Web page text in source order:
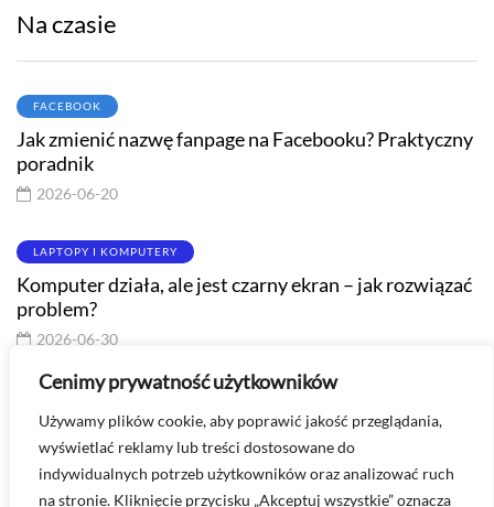
Cenimy prywatność użytkowników
Używamy plików cookie, aby poprawić jakość przeglądania,
wyświetlać reklamy lub treści dostosowane do
indywidualnych potrzeb użytkowników oraz analizować ruch
na stronie. Kliknięcie przycisku „Akceptuj wszystkie” oznacza
Na czasie
FACEBOOK
Jak zmienić nazwę fanpage na Facebooku? Praktyczny
poradnik
2026-06-20
LAPTOPY I KOMPUTERY
Komputer działa, ale jest czarny ekran – jak rozwiązać
problem?
2026-06-30
Jak odzyskać usunięte wiadomości z WhatsApp?
2026-06-15